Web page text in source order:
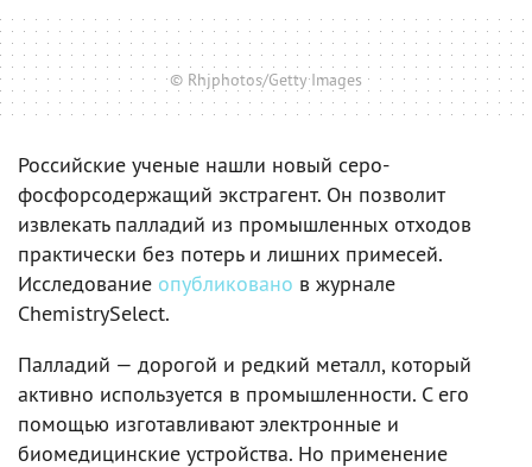
© Rhjphotos/Getty Images
Российские ученые нашли новый серо-
фосфорсодержащий экстрагент. Он позволит
извлекать палладий из промышленных отходов
практически без потерь и лишних примесей.
Исследование опубликовано в журнале
ChemistrySelect.
Палладий — дорогой и редкий металл, который
активно используется в промышленности. С его
помощью изготавливают электронные и
биомедицинские устройства. Но применение